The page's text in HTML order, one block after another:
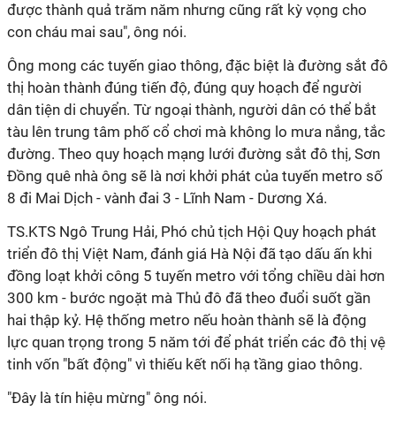
được thành quả trăm năm nhưng cũng rất kỳ vọng cho
con cháu mai sau", ông nói.
Ông mong các tuyến giao thông, đặc biệt là đường sắt đô
thị hoàn thành đúng tiến độ, đúng quy hoạch để người
dân tiện di chuyển. Từ ngoại thành, người dân có thể bắt
tàu lên trung tâm phố cổ chơi mà không lo mưa nắng, tắc
đường. Theo quy hoạch mạng lưới đường sắt đô thị, Sơn
Đồng quê nhà ông sẽ là nơi khởi phát của tuyến metro số
8 đi Mai Dịch - vành đai 3 - Lĩnh Nam - Dương Xá.
TS.KTS Ngô Trung Hải, Phó chủ tịch Hội Quy hoạch phát
triển đô thị Việt Nam, đánh giá Hà Nội đã tạo dấu ấn khi
đồng loạt khởi công 5 tuyến metro với tổng chiều dài hơn
300 km - bước ngoặt mà Thủ đô đã theo đuổi suốt gần
hai thập kỷ. Hệ thống metro nếu hoàn thành sẽ là động
lực quan trọng trong 5 năm tới để phát triển các đô thị vệ
tinh vốn "bất động" vì thiếu kết nối hạ tầng giao thông.
"Đây là tín hiệu mừng" ông nói.